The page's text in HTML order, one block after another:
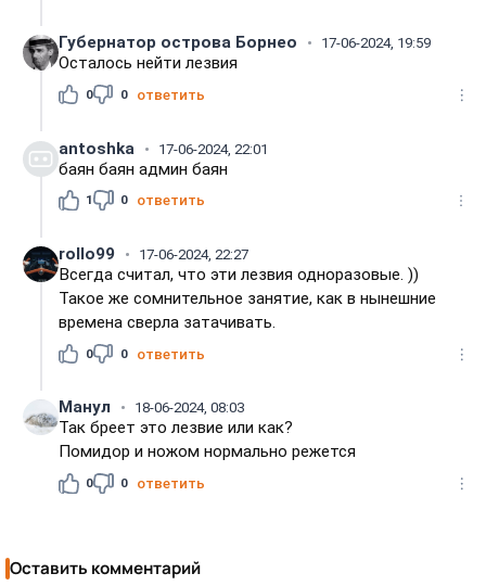
Губернатор острова Борнео 17-06-2024, 19:59
Осталось нейти лезвия
0 0 ответить
antoshka 17-06-2024, 22:01
баян баян админ баян
1 0 ответить
rollo99 17-06-2024, 22:27
Всегда считал, что эти лезвия одноразовые. ))
Такое же сомнительное занятие, как в нынешние
времена сверла затачивать.
0 0 ответить
Манул 18-06-2024, 08:03
Так бреет это лезвие или как?
Помидор и ножом нормально режется
0 0 ответить
Оставить комментарий